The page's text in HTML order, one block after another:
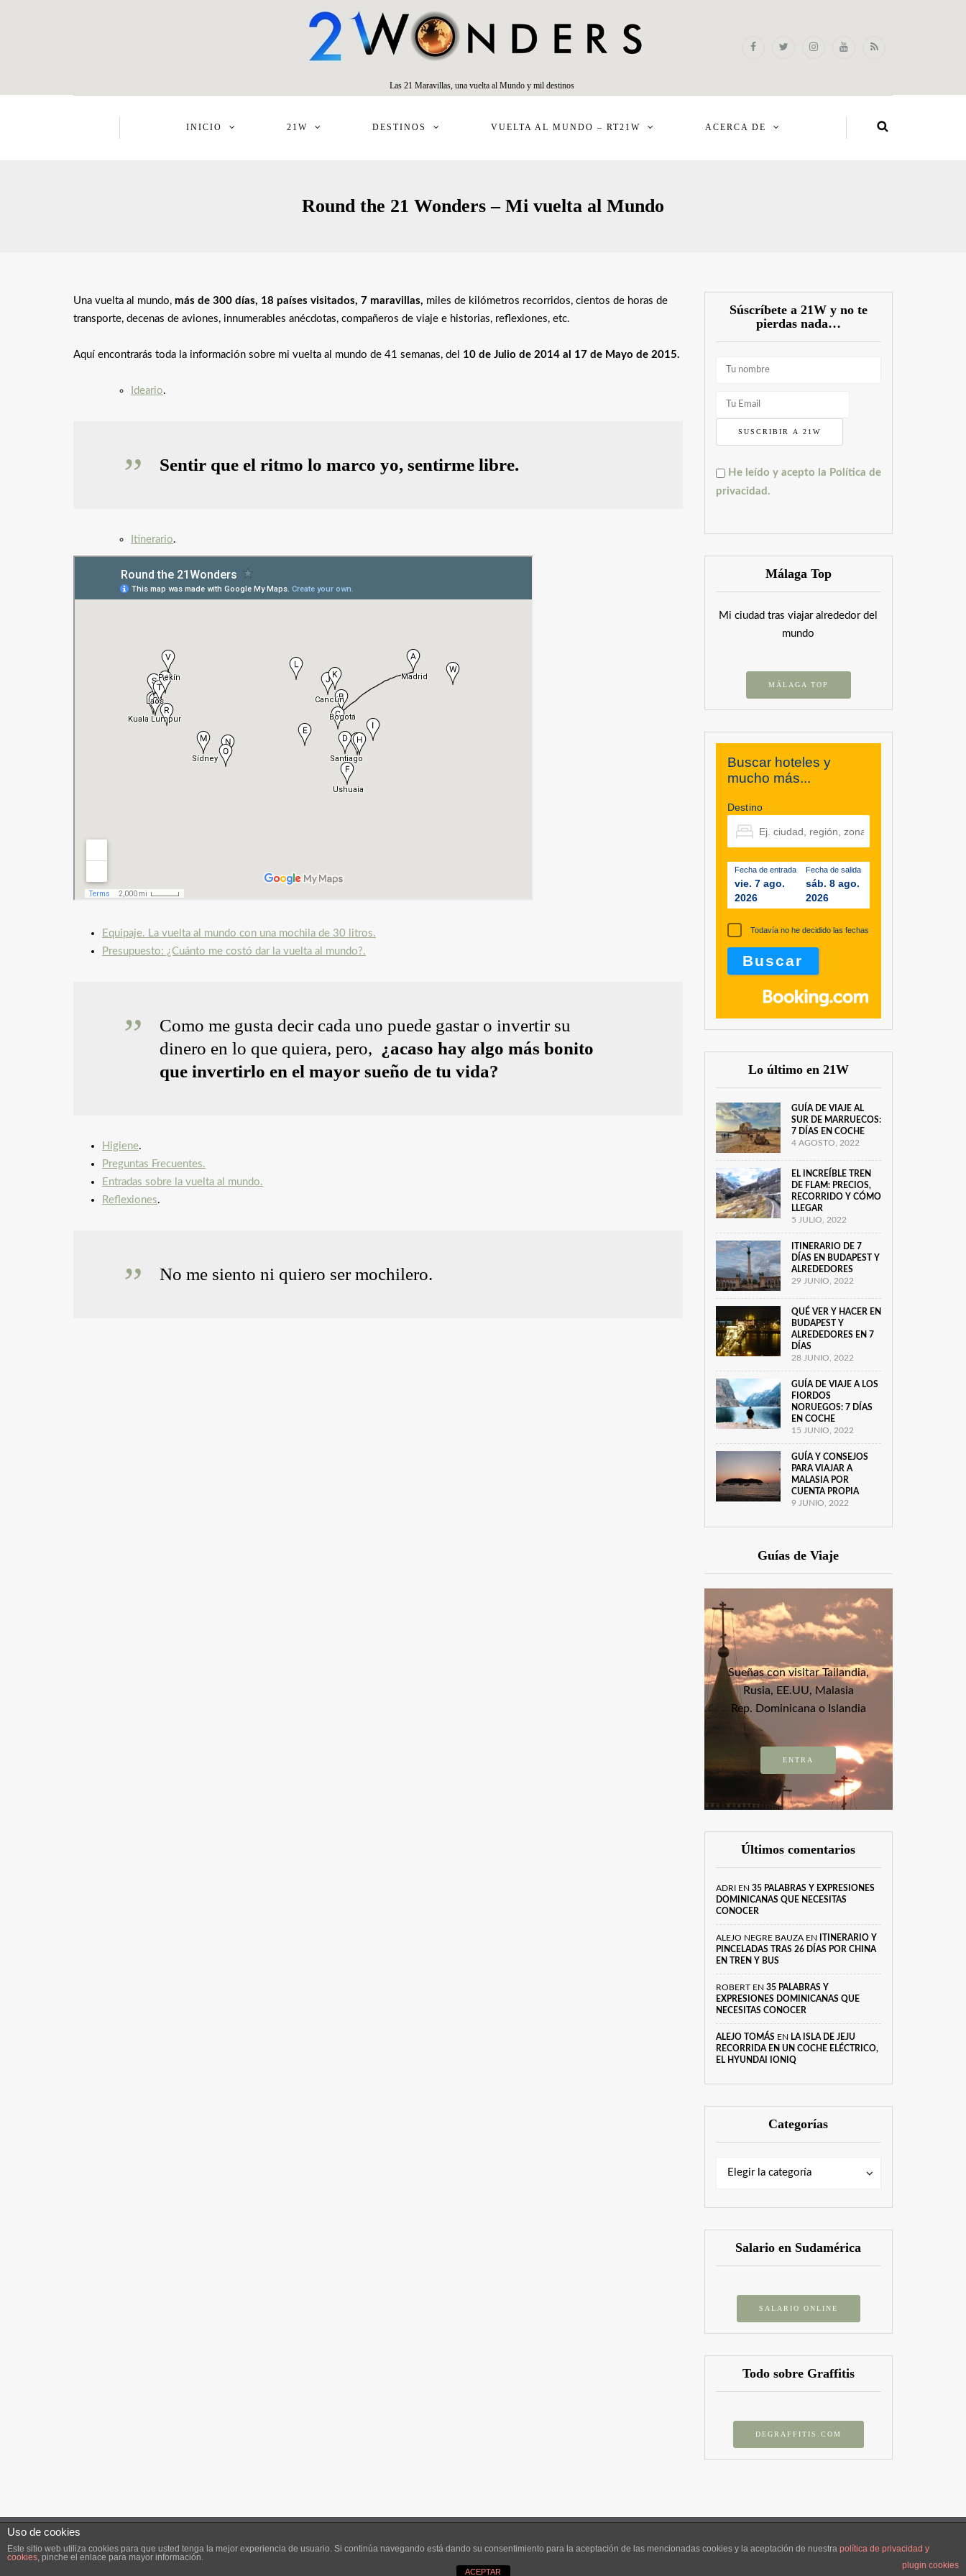
Las 21 Maravillas, una vuelta al Mundo y mil destinos
INICIO 21W DESTINOS VUELTA AL MUNDO – RT21W ACERCA DE
Round the 21 Wonders – Mi vuelta al Mundo
Una vuelta al mundo, más de 300 días, 18 países visitados, 7 maravillas, miles de kilómetros recorridos, cientos de horas de
transporte, decenas de aviones, innumerables anécdotas, compañeros de viaje e historias, reflexiones, etc.
Aquí encontrarás toda la información sobre mi vuelta al mundo de 41 semanas, del 10 de Julio de 2014 al 17 de Mayo de 2015.
Ideario.
Sentir que el ritmo lo marco yo, sentirme libre.
Itinerario.
Equipaje. La vuelta al mundo con una mochila de 30 litros.
Presupuesto: ¿Cuánto me costó dar la vuelta al mundo?.
Como me gusta decir cada uno puede gastar o invertir su
dinero en lo que quiera, pero, ¿acaso hay algo más bonito
que invertirlo en el mayor sueño de tu vida?
Higiene.
Preguntas Frecuentes.
Entradas sobre la vuelta al mundo.
Reflexiones.
No me siento ni quiero ser mochilero.
Súscríbete a 21W y no te
pierdas nada…
He leído y acepto la Política de
privacidad.
Málaga Top
Mi ciudad tras viajar alrededor del
mundo
MÁLAGA TOP
Buscar hoteles y
mucho más...
Destino
Fecha de entrada
vie. 7 ago.
2026
Fecha de salida
sáb. 8 ago.
2026
Todavía no he decidido las fechas
Lo último en 21W
GUÍA DE VIAJE AL
SUR DE MARRUECOS:
7 DÍAS EN COCHE
4 AGOSTO, 2022
EL INCREÍBLE TREN
DE FLAM: PRECIOS,
RECORRIDO Y CÓMO
LLEGAR
5 JULIO, 2022
ITINERARIO DE 7
DÍAS EN BUDAPEST Y
ALREDEDORES
29 JUNIO, 2022
QUÉ VER Y HACER EN
BUDAPEST Y
ALREDEDORES EN 7
DÍAS
28 JUNIO, 2022
GUÍA DE VIAJE A LOS
FIORDOS
NORUEGOS: 7 DÍAS
EN COCHE
15 JUNIO, 2022
GUÍA Y CONSEJOS
PARA VIAJAR A
MALASIA POR
CUENTA PROPIA
9 JUNIO, 2022
Guías de Viaje
Sueñas con visitar Tailandia,
Rusia, EE.UU, Malasia
Rep. Dominicana o Islandia
ENTRA
Últimos comentarios
ADRIEN 35 PALABRAS Y EXPRESIONES
DOMINICANAS QUE NECESITAS
CONOCER
ALEJO NEGRE BAUZAEN
ITINERARIO Y
PINCELADAS TRAS 26 DÍAS POR CHINA
EN TREN Y BUS
ROBERTEN 35 PALABRAS Y
EXPRESIONES DOMINICANAS QUE
NECESITAS CONOCER
ALEJO TOMÁS EN LA ISLA DE JEJU
RECORRIDA EN UN COCHE ELÉCTRICO,
EL HYUNDAI IONIQ
Categorías
Categorías
Elegir la categoría
Categorías
Salario en Sudamérica
SALARIO ONLINE
Todo sobre Graffitis
DEGRAFFITIS.COM
Cookies
El contenido de 21W pertenece a Alejo Tomás y sigue licencia CC.
Uso de cookies
Este sitio web utiliza cookies para que usted tenga la mejor experiencia de usuario. Si continúa navegando está dando su consentimiento para la aceptación de las mencionadas cookies y la aceptación de nuestra política de privacidad y
cookies, pinche el enlace para mayor información.
plugin cookies
ACEPTAR